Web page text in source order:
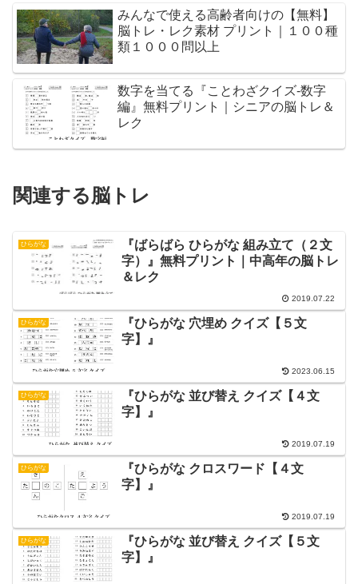
みんなで使える高齢者向けの【無料】
脳トレ・レク素材 プリント｜１００種
類１０００問以上
数字を当てる『ことわざクイズ-数字
編』無料プリント｜シニアの脳トレ＆
レク
関連する脳トレ
ひらがな
『ばらばら ひらがな 組み立て（２文
字）』無料プリント｜中高年の脳トレ
＆レク
2019.07.22
ひらがな
『ひらがな 穴埋め クイズ【５文
字】』
2023.06.15
ひらがな
『ひらがな 並び替え クイズ【４文
字】』
2019.07.19
ひらがな
『ひらがな クロスワード【４文
字】』
2019.07.19
ひらがな
『ひらがな 並び替え クイズ【５文
字】』